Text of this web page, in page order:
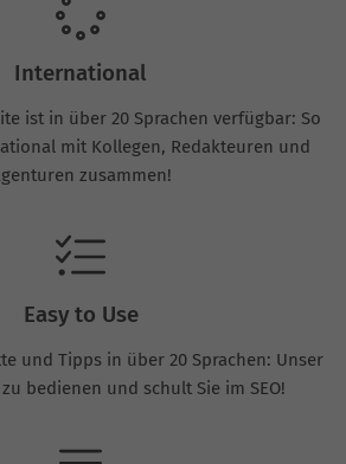
International
ist in über 20 Sprachen verfügbar: So
mit Kollegen, Redakteuren und
zusammen!
Easy to Use
und Tipps in über 20 Sprachen: Unser
bedienen und schult Sie im SEO!